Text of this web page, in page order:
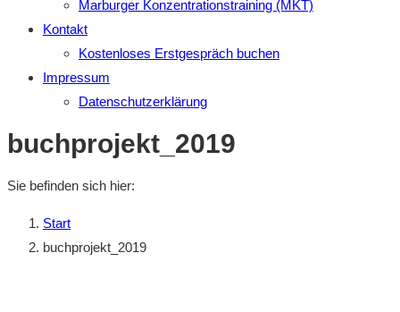
Marburger Konzentrationstraining (MKT)
Kontakt
Kostenloses Erstgespräch buchen
Impressum
Datenschutzerklärung
buchprojekt_2019
Sie befinden sich hier:
Start
buchprojekt_2019